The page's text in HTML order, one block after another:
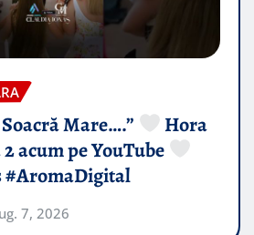
Mare….”
Hora
acum pe YouTube
#AromaDigital
7, 2026